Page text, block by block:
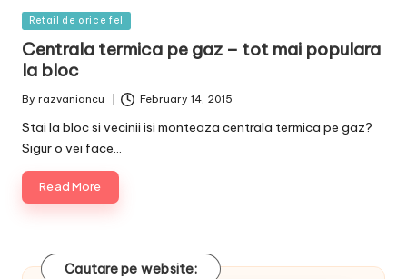
Posted
Retail de orice fel
Centrala termica pe gaz – tot mai populara
la bloc
Posted
By razvaniancu February 14, 2015
Stai la bloc si vecinii isi monteaza centrala termica pe gaz?
Sigur o vei face…
Read More
Cautare pe website: